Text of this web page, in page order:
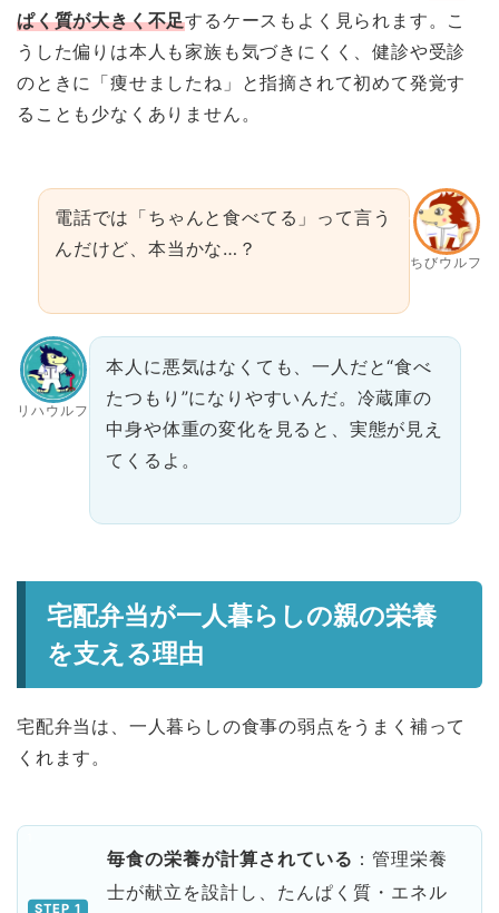
ぱく質が大きく不足するケースもよく見られます。こ
うした偏りは本人も家族も気づきにくく、健診や受診
のときに「痩せましたね」と指摘されて初めて発覚す
ることも少なくありません。
ちびウルフ
電話では「ちゃんと食べてる」って言う
んだけど、本当かな…？
リハウルフ
本人に悪気はなくても、一人だと“食べ
たつもり”になりやすいんだ。冷蔵庫の
中身や体重の変化を見ると、実態が見え
てくるよ。
宅配弁当が一人暮らしの親の栄養
を支える理由
宅配弁当は、一人暮らしの食事の弱点をうまく補って
くれます。
毎食の栄養が計算されている ：管理栄養
士が献立を設計し、たんぱく質・エネル